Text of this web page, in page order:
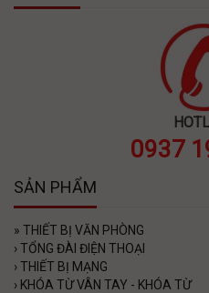
0937
SẢN PHẨM
» THIẾT BỊ VĂN PHÒNG
›TỔNG ĐÀI ĐIỆN THOẠI
›THIẾT BỊ MẠNG
› KHÓA TỪ VÂN TAY - KHÓA TỪ